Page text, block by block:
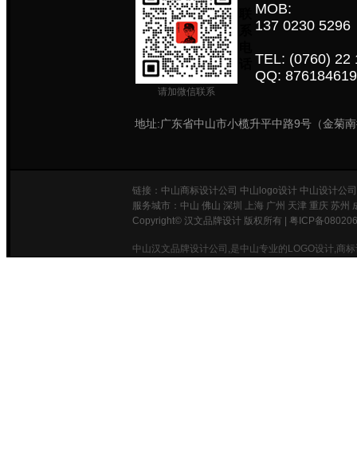
MOB:
137 0230 5296
TEL: (0760) 22
QQ: 876184619
请加微信联系
地址:广东省中山市小榄升平中路9号（金菊
链接： 中山商标设计公司 中山logo设计 中山设计公司
服务城市： 中山 佛山 深圳 上海 广州 天津 重庆 苏州
Copyright© 汉文品牌设计 版权所有 | 粤ICP备
中山汉文品牌设计公司,是中山专业的LOGO设计,商